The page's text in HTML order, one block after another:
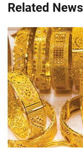
Related News